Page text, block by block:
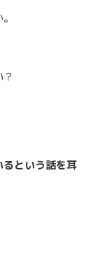
という話を耳